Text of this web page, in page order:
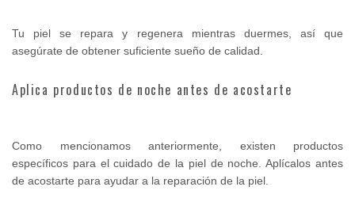
Tu piel se repara y regenera mientras duermes, así que
asegúrate de obtener suficiente sueño de calidad.
Aplica productos de noche antes de acostarte
Como mencionamos anteriormente, existen productos
específicos para el cuidado de la piel de noche. Aplícalos antes
de acostarte para ayudar a la reparación de la piel.